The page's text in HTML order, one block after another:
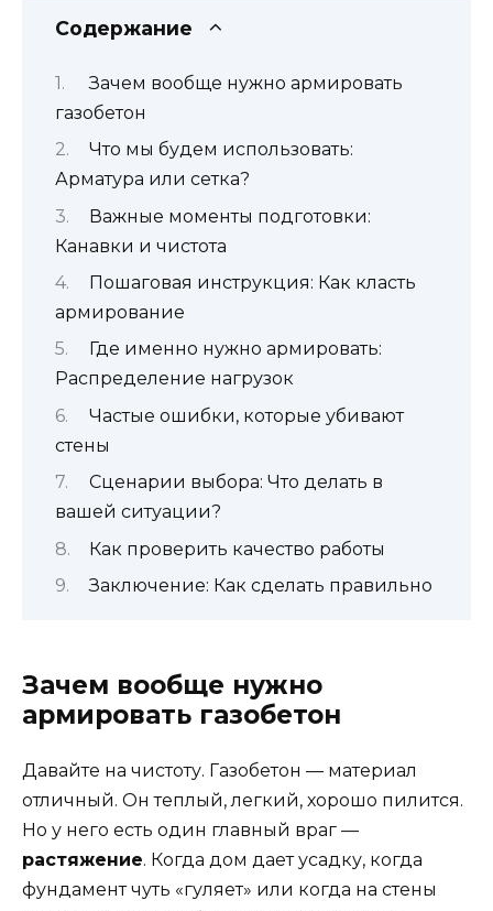
Содержание
Зачем вообще нужно армировать
газобетон
Что мы будем использовать:
Арматура или сетка?
Важные моменты подготовки:
Канавки и чистота
Пошаговая инструкция: Как класть
армирование
Где именно нужно армировать:
Распределение нагрузок
Частые ошибки, которые убивают
стены
Сценарии выбора: Что делать в
вашей ситуации?
Как проверить качество работы
Заключение: Как сделать правильно
Зачем вообще нужно
армировать газобетон
Давайте на чистоту. Газобетон — материал
отличный. Он теплый, легкий, хорошо пилится.
Но у него есть один главный враг —
растяжение. Когда дом дает усадку, когда
фундамент чуть «гуляет» или когда на стены